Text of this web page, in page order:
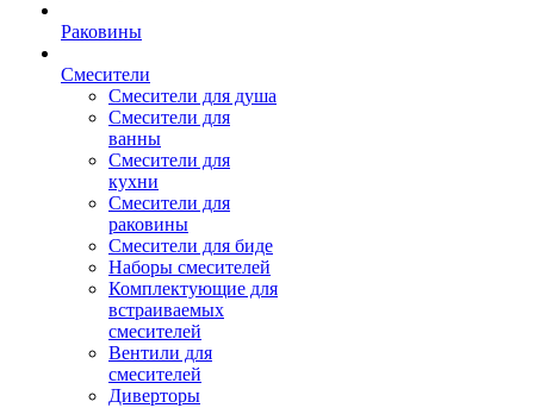
Раковины
Смесители
Смесители для душа
Смесители для
ванны
Смесители для
кухни
Смесители для
раковины
Смесители для биде
Наборы смесителей
Комплектующие для
встраиваемых
смесителей
Вентили для
смесителей
Диверторы